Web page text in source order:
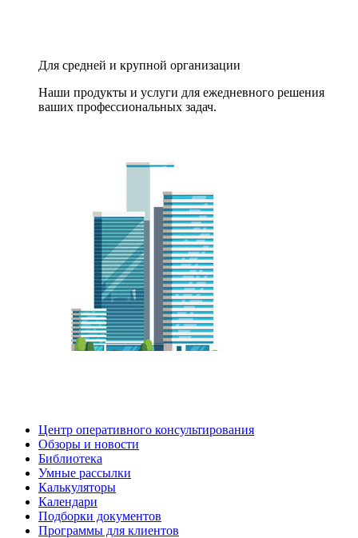
Для средней и крупной организации
Наши продукты и услуги для ежедневного решения
ваших профессиональных задач.
Центр оперативного консультирования
Обзоры и новости
Библиотека
Умные рассылки
Калькуляторы
Календари
Подборки документов
Программы для клиентов